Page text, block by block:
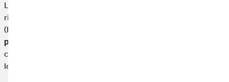
L'affitto di una casa comporta una serie di responsabilità e
rischi sia per il proprietario (locatore) che per l'inquilino
(locatario). Per proteggere entrambe le parti, l'
per una casa in affitto
coprire diversi tipi di danni e problematiche legate alla
locazione di un immobile.